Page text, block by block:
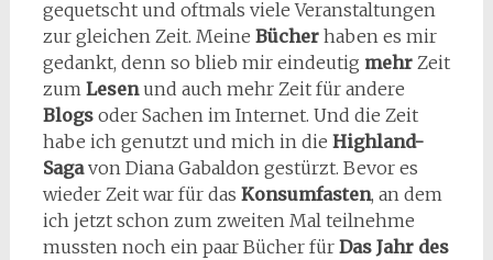
gequetscht und oftmals viele Veranstaltungen
zur gleichen Zeit. Meine Bücherhaben es mir
gedankt, denn so blieb mir eindeutig mehrZeit
zum Lesenund auch mehr Zeit für andere
Blogsoder Sachen im Internet. Und die Zeit
habe ich genutzt und mich in die Highland-
Sagavon Diana Gabaldon gestürzt. Bevor es
wieder Zeit war für das Konsumfasten, an dem
ich jetzt schon zum zweiten Mal teilnehme
mussten noch ein paar Bücher für Das Jahr des